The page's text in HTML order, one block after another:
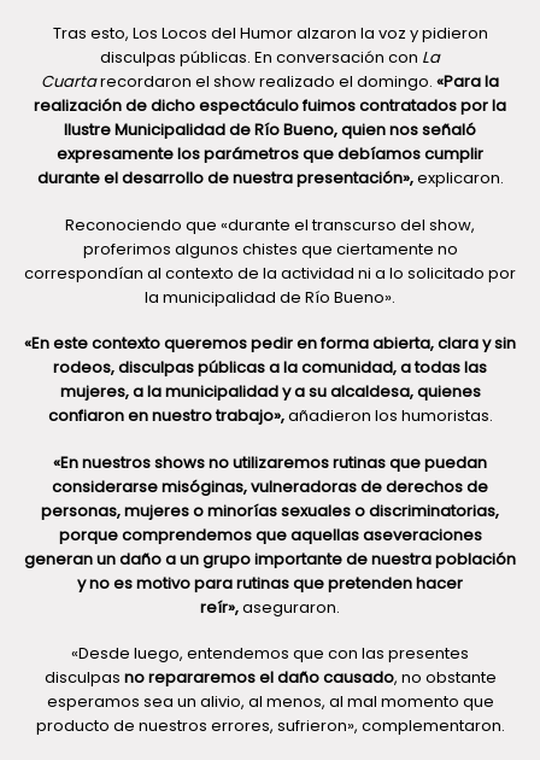
Tras esto, Los Locos del Humor alzaron la voz y pidieron
disculpas públicas. En conversación con La
Cuartarecordaron el show realizado el domingo. «Para la
realización de dicho espectáculo fuimos contratados por la
Ilustre Municipalidad de Río Bueno, quien nos señaló
expresamente los parámetros que debíamos cumplir
durante el desarrollo de nuestra presentación»,explicaron.
Reconociendo que «durante el transcurso del show,
proferimos algunos chistes que ciertamente no
correspondían al contexto de la actividad ni a lo solicitado por
la municipalidad de Río Bueno».
«En este contexto queremos pedir en forma abierta, clara y sin
rodeos, disculpas públicas a la comunidad, a todas las
mujeres, a la municipalidad y a su alcaldesa, quienes
confiaron en nuestro trabajo»,añadieron los humoristas.
«En nuestros shows no utilizaremos rutinas que puedan
considerarse misóginas, vulneradoras de derechos de
personas, mujeres o minorías sexuales o discriminatorias,
porque comprendemos que aquellas aseveraciones
generan un daño a un grupo importante de nuestra población
y no es motivo para rutinas que pretenden hacer
reír»,aseguraron.
«Desde luego, entendemos que con las presentes
disculpas no repararemos el daño causado, no obstante
esperamos sea un alivio, al menos, al mal momento que
producto de nuestros errores, sufrieron», complementaron.